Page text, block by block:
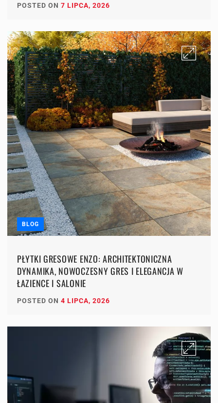
POSTED ON 7 LIPCA, 2026
BLOG
PŁYTKI GRESOWE ENZO: ARCHITEKTONICZNA
DYNAMIKA, NOWOCZESNY GRES I ELEGANCJA W
ŁAZIENCE I SALONIE
POSTED ON 4 LIPCA, 2026